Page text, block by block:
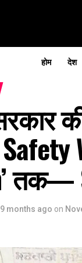
होम देश
9 months ago on